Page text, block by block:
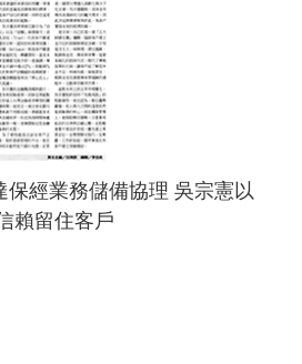
保經業務儲備協理 吳宗憲以
賴留住客戶